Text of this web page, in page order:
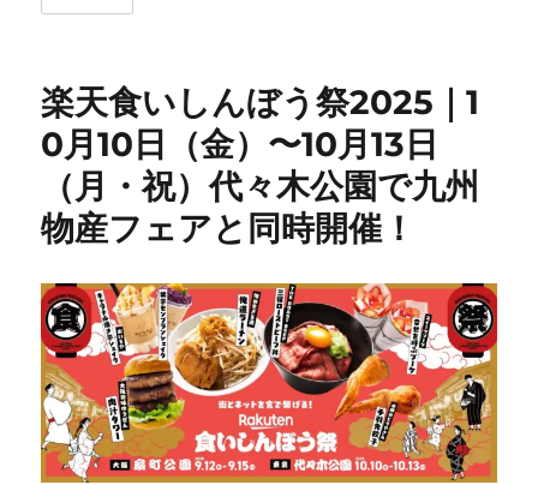
楽天食いしんぼう祭2025｜1
0月10日（金）〜10月13日
（月・祝）代々木公園で九州
物産フェアと同時開催！